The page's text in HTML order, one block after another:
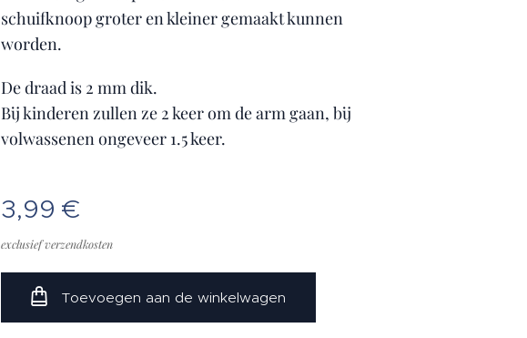
schuifknoop groter en kleiner gemaakt kunnen
worden.
De draad is 2 mm dik.
Bij kinderen zullen ze 2 keer om de arm gaan, bij
volwassenen ongeveer 1.5 keer.
3,99 €
exclusief verzendkosten
Toevoegen aan de winkelwagen